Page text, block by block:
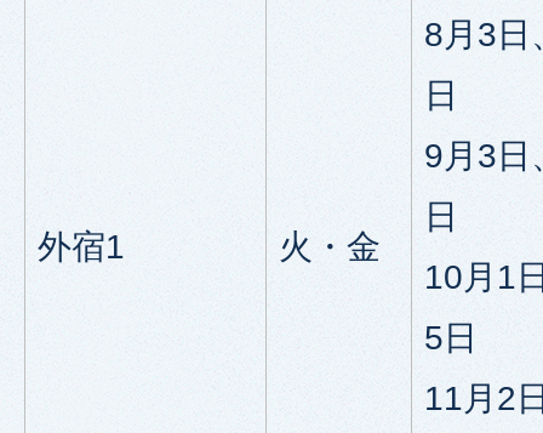
外宿1 火・金
8月3日
日
9月3日
日
10月1
5日
11月2